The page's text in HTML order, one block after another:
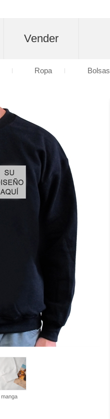
manga
Vender
Ropa Bolsas